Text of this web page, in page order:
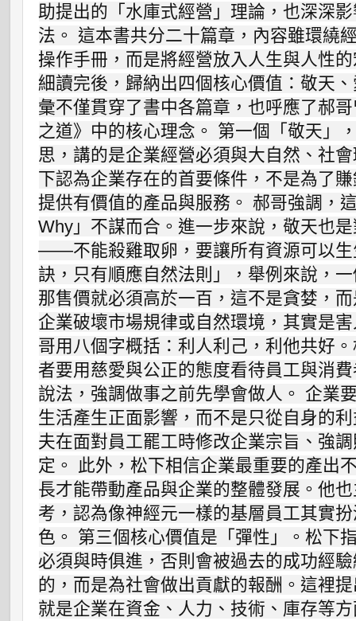
助提出的「水庫式經營」理論，也深深
法。 這本書共分二十篇章，內容雖環繞
操作手冊，而是將經營放入人生與人性
細讀完後，歸納出四個核心價值：敬天
彙不僅貫穿了書中各篇章，也呼應了郝
之道》中的核心理念。 第一個「敬天」
思，講的是企業經營必須與大自然、社
下認為企業存在的首要條件，不是為了
提供有價值的產品與服務。 郝哥強調，
Why」不謀而合。進一步來說，敬天也
——不能殺雞取卵，要讓所有資源可以生
訣，只有順應自然法則」，舉例來說，
那售價就必須高於一百，這不是貪婪，
企業破壞市場規律或自然環境，其實是
哥用八個字概括：利人利己，利他共好
者要用慈愛與公正的態度看待員工與消
說法，強調做事之前先學會做人。 企業
生活產生正面影響，而不是只從自身的
夫在面對員工罷工時修改企業宗旨、強
定。 此外，松下相信企業最重要的產出
長才能帶動產品與企業的整體發展。他
考，認為像神經元一樣的基層員工其實
色。 第三個核心價值是「彈性」。松下
必須與時俱進，否則會被過去的成功經
的，而是為社會做出貢獻的報酬。這裡
就是企業在資金、人力、技術、庫存等